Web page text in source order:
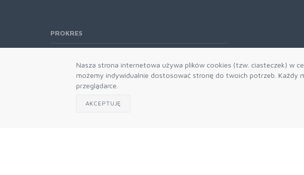
Nasza strona internetowa używa plików cookies (tzw. ciasteczek) w
możemy indywidualnie dostosować stronę do twoich potrzeb. Każdy
przeglądarce.
AKCEPTUJĘ
PROKRES
61 866-92-98
666-021-660
Dział handlowy email: prokres@prokres.pl